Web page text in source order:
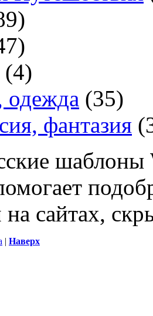
(4)
(35)
фантазия
шаблоны
сайтах,
| Наверх